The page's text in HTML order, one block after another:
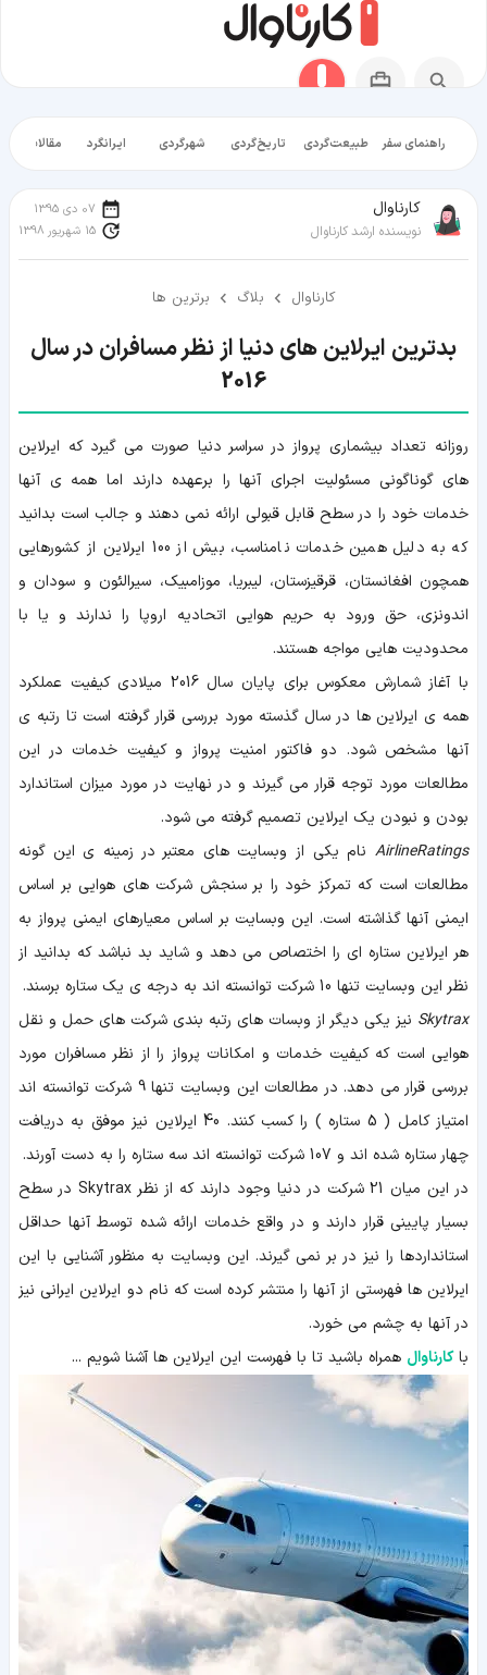
راهنمای سفر طبیعت‌گردی تاریخ‌گردی شهرگردی ایرانگرد مقالات
کارناوال
نویسنده ارشد کارناوال
07 دی 1395
15 شهریور 1398
کارناوال بلاگ برترین ها
بدترین ایرلاین های دنیا از نظر مسافران در سال
2016
روزانه تعداد بیشماری پرواز در سراسر دنیا صورت می گیرد که ایرلاین
های گوناگونی مسئولیت اجرای آنها را برعهده دارند اما همه ی آنها
خدمات خود را در سطح قابل قبولی ارائه نمی دهند و جالب است بدانید
که به دلیل همین خدمات نامناسب، بیش از 100 ایرلاین از کشورهایی
همچون افغانستان، قرقیزستان، لیبریا، موزامبیک، سیرالئون و سودان و
اندونزی، حق ورود به حریم هوایی اتحادیه اروپا را ندارند و یا با
محدودیت هایی مواجه هستند.
با آغاز شمارش معکوس برای پایان سال 2016 میلادی کیفیت عملکرد
همه ی ایرلاین ها در سال گذسته مورد بررسی قرار گرفته است تا رتبه ی
آنها مشخص شود. دو فاکتور امنیت پرواز و کیفیت خدمات در این
مطالعات مورد توجه قرار می گیرند و در نهایت در مورد میزان استاندارد
بودن و نبودن یک ایرلاین تصمیم گرفته می شود.
AirlineRatings نام یکی از وبسایت های معتبر در زمینه ی این گونه
مطالعات است که تمرکز خود را بر سنجش شرکت های هوایی بر اساس
ایمنی آنها گذاشته است. این وبسایت بر اساس معیارهای ایمنی پرواز به
هر ایرلاین ستاره ای را اختصاص می دهد و شاید بد نباشد که بدانید از
نظر این وبسایت تنها 10 شرکت توانسته اند به درجه ی یک ستاره برسند.
Skytrax نیز یکی دیگر از وبسات های رتبه بندی شرکت های حمل و نقل
هوایی است که کیفیت خدمات و امکانات پرواز را از نظر مسافران مورد
بررسی قرار می دهد. در مطالعات این وبسایت تنها 9 شرکت توانسته اند
امتیاز کامل ( 5 ستاره ) را کسب کنند. 40 ایرلاین نیز موفق به دریافت
چهار ستاره شده اند و 107 شرکت توانسته اند سه ستاره را به دست آورند.
در این میان 21 شرکت در دنیا وجود دارند که از نظر Skytrax در سطح
بسیار پایینی قرار دارند و در واقع خدمات ارائه شده توسط آنها حداقل
استانداردها را نیز در بر نمی گیرند. این وبسایت به منظور آشنایی با این
ایرلاین ها فهرستی از آنها را منتشر کرده است که نام دو ایرلاین ایرانی نیز
در آنها به چشم می خورد.
باکارناوال همراه باشید تا با فهرست این ایرلاین ها آشنا شویم ...